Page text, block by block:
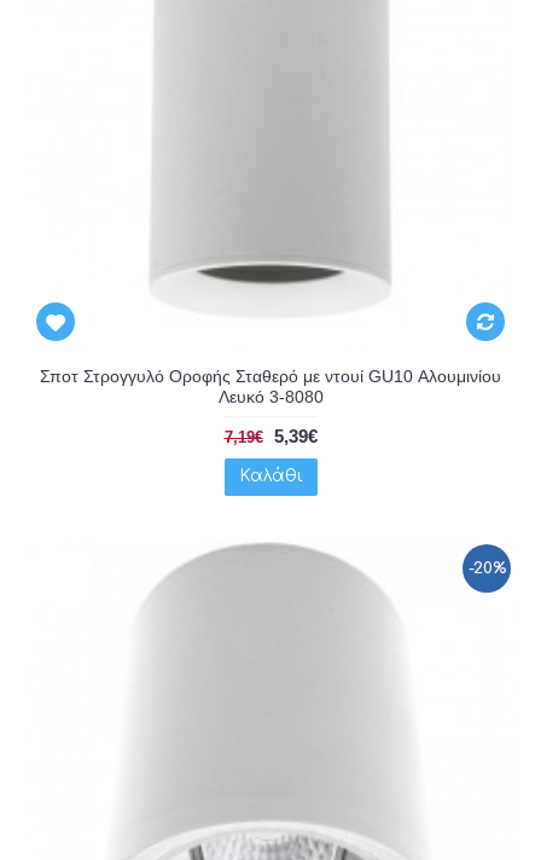
Σποτ Στρογγυλό Οροφής Σταθερό με ντουί GU10 Αλουμινίου
Λευκό 3-8080
7,19€ 5,39€
Καλάθι
-20%